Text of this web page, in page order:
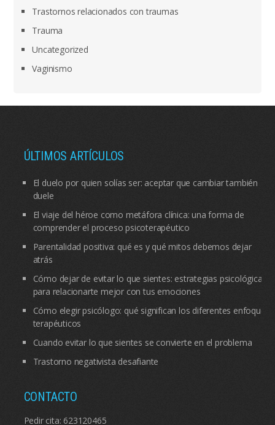
Trastornos relacionados con traumas
Trauma
Uncategorized
Vaginismo
ÚLTIMOS ARTÍCULOS
El duelo por quien solías ser: aceptar que cambiar también
duele
El viaje del héroe como metáfora clínica: una forma de
comprender el proceso psicoterapéutico
Parentalidad positiva: qué es y qué mitos debemos dejar
atrás
Cómo dejar de evitar lo que sientes: estrategias psicológicas
para relacionarte mejor con tus emociones
Cómo elegir psicólogo: qué significan los diferentes enfoques
terapéuticos
Cuando evitar lo que sientes se convierte en el problema
Trastorno negativista desafiante
CONTACTO
Pedir cita: 623120465